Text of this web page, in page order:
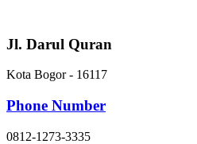
content
Jl. Darul Quran
Kota Bogor - 16117
Phone Number
0812-1273-3335